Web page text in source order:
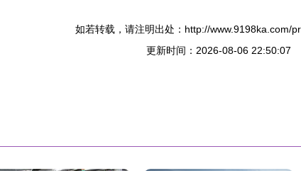
如若转载，请注明出处：http://www.9198ka.com/
更新时间：2026-08-06 22:50:07